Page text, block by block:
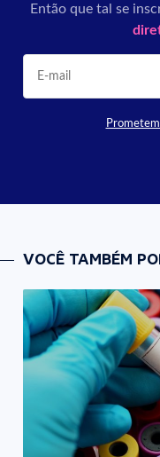
Então que tal se
VOCÊ TAMBÉM